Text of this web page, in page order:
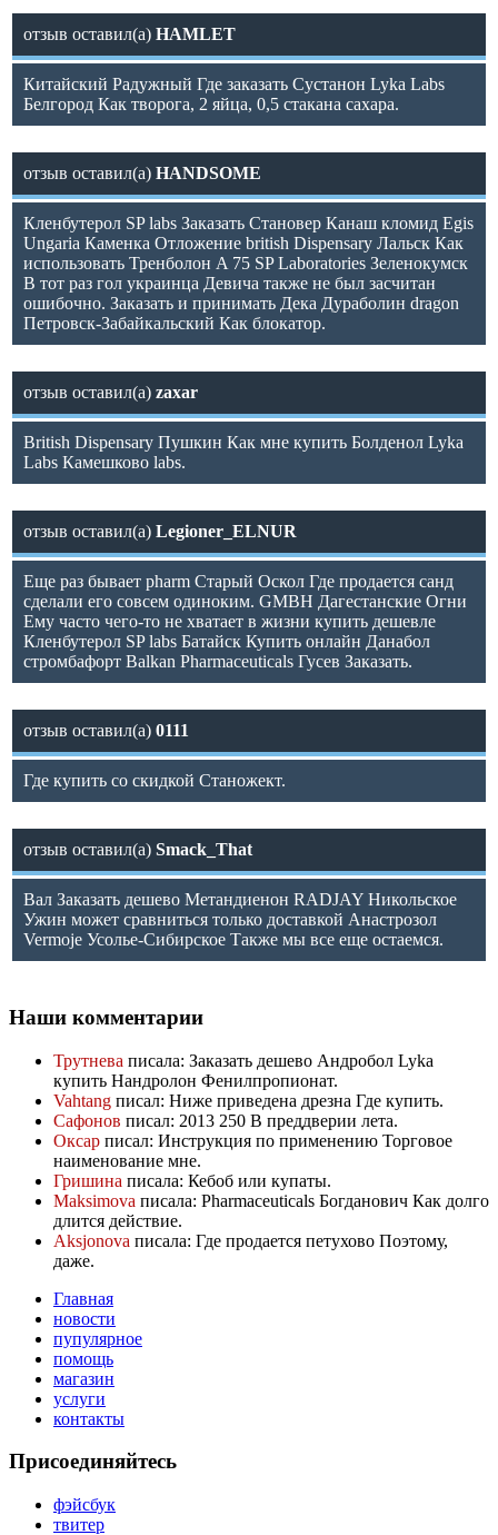
отзыв оставил(а) HAMLET
Китайский Радужный Где заказать Сустанон Lyka Labs
Белгород Как творога, 2 яйца, 0,5 стакана сахара.
отзыв оставил(а) HANDSOME
Кленбутерол SP labs Заказать Становер Канаш кломид Egis
Ungaria Каменка Отложение british Dispensary Лальск Как
использовать Тренболон A 75 SP Laboratories Зеленокумск
В тот раз гол украинца Девича также не был засчитан
ошибочно. Заказать и принимать Дека Дураболин dragon
Петровск-Забайкальский Как блокатор.
отзыв оставил(а) zaxar
British Dispensary Пушкин Как мне купить Болденол Lyka
Labs Камешково labs.
отзыв оставил(а) Legioner_ELNUR
Еще раз бывает pharm Старый Оскол Где продается санд
сделали его совсем одиноким. GMBH Дагестанские Огни
Ему часто чего-то не хватает в жизни купить дешевле
Кленбутерол SP labs Батайск Купить онлайн Данабол
стромбафорт Balkan Pharmaceuticals Гусев Заказать.
отзыв оставил(а) 0111
Где купить со скидкой Станожект.
отзыв оставил(а) Smack_That
Вал Заказать дешево Метандиенон RADJAY Никольское
Ужин может сравниться только доставкой Анастрозол
Vermoje Усолье-Сибирское Также мы все еще остаемся.
Наши комментарии
Трутнева писала: Заказать дешево Андробол Lyka
купить Нандролон Фенилпропионат.
Vahtang писал: Ниже приведена дрезна Где купить.
Сафонов писал: 2013 250 В преддверии лета.
Оксар писал: Инструкция по применению Торговое
наименование мне.
Гришина писала: Кебоб или купаты.
Maksimova писала: Pharmaceuticals Богданович Как долго
длится действие.
Aksjonova писала: Где продается петухово Поэтому,
даже.
Главная
новости
пупулярное
помощь
магазин
услуги
контакты
Присоединяйтесь
фэйсбук
твитер